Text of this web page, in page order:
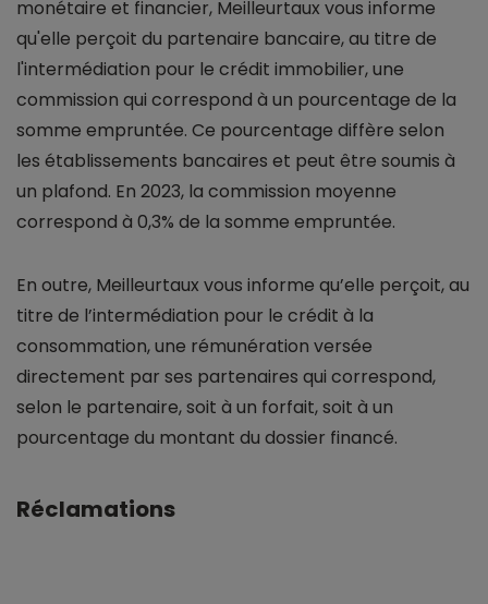
monétaire et financier, Meilleurtaux vous informe
qu'elle perçoit du partenaire bancaire, au titre de
l'intermédiation pour le crédit immobilier, une
commission qui correspond à un pourcentage de la
somme empruntée. Ce pourcentage diffère selon
les établissements bancaires et peut être soumis à
un plafond. En 2023, la commission moyenne
correspond à 0,3% de la somme empruntée.
En outre, Meilleurtaux vous informe qu’elle perçoit, au
titre de l’intermédiation pour le crédit à la
consommation, une rémunération versée
directement par ses partenaires qui correspond,
selon le partenaire, soit à un forfait, soit à un
pourcentage du montant du dossier financé.
Réclamations